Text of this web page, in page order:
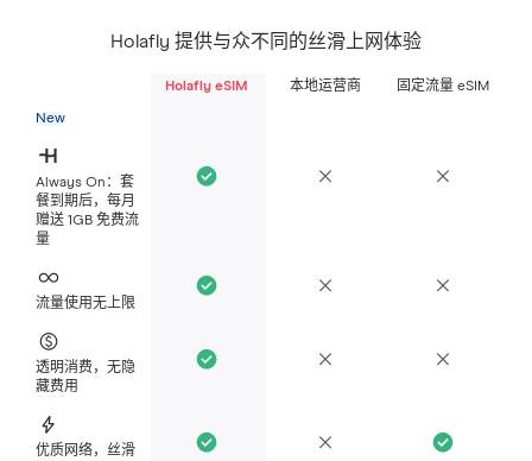
Holafly 提供与众不同的丝滑上网体验
Holafly eSIM 本地运营商 固定流量 eSIM
New
Always On：套
餐到期后，每月
赠送 1GB 免费流
量
流量使用无上限
透明消费，无隐
藏费用
优质网络，丝滑